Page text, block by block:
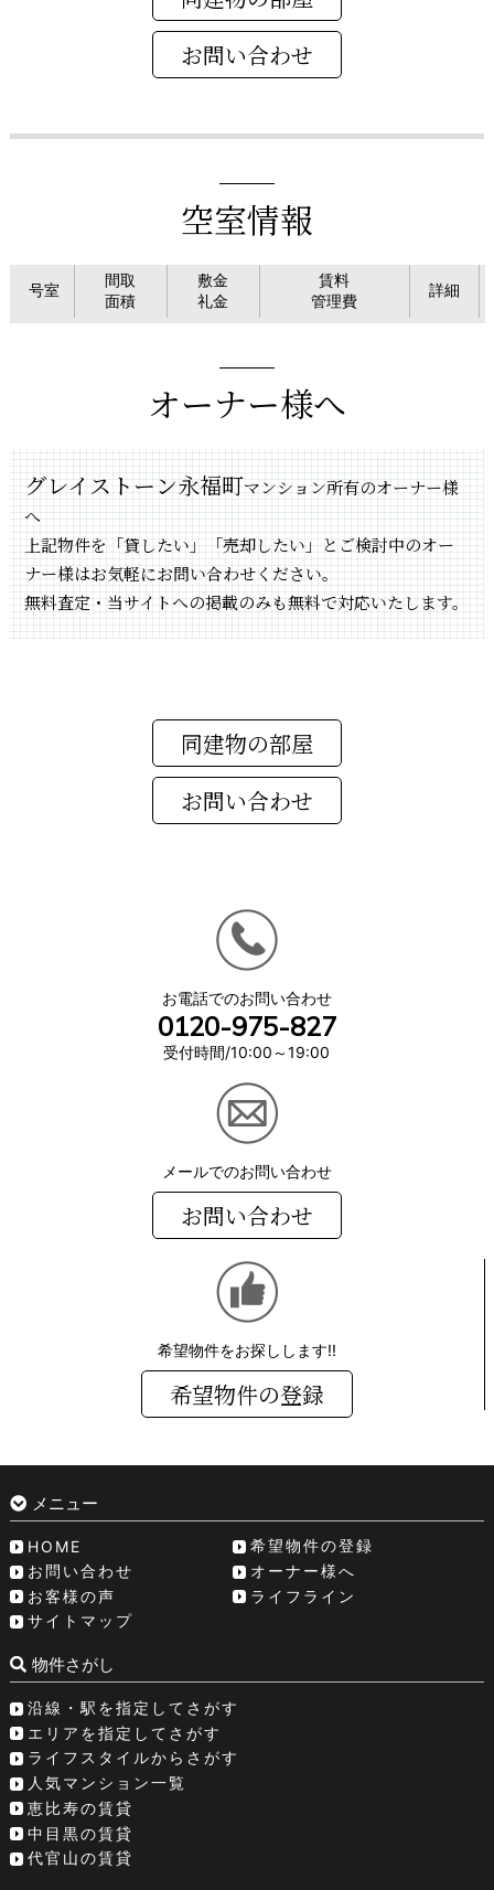
空室情報
号室
間取
面積
敷金
礼金
賃料
管理費
詳細
オーナー様へ
グレイストーン永福町マンション所有のオーナー様
へ
上記物件を「貸したい」「売却したい」とご検討中のオー
ナー様はお気軽にお問い合わせください。
無料査定・当サイトへの掲載のみも無料で対応いたします。
同建物の部屋
お電話でのお問い合わせ
0120-975-827
受付時間/10:00～19:00
メールでのお問い合わせ
お問い合わせ
希望物件をお探しします!!
希望物件の登録
メニュー
HOME
希望物件の登録
お問い合わせ
オーナー様へ
お客様の声
ライフライン
サイトマップ
物件さがし
沿線・駅を指定してさがす
エリアを指定してさがす
ライフスタイルからさがす
人気マンション一覧
恵比寿の賃貸
中目黒の賃貸
代官山の賃貸